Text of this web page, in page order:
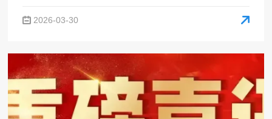
2026-03-30